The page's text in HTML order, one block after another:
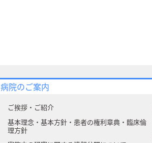
病院のご案内
ご挨拶・ご紹介
基本理念・基本方針・患者の権利章典・臨床倫
理方針